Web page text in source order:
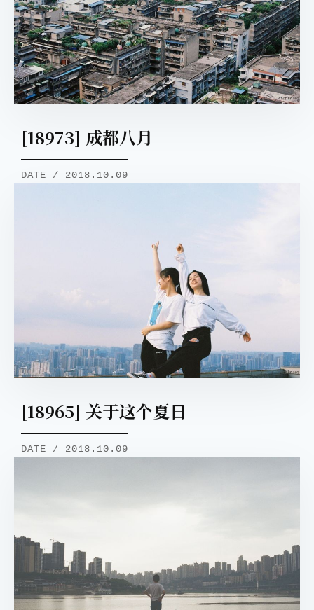
[18973] 成都八月
DATE / 2018.10.09
[18965] 关于这个夏日
DATE / 2018.10.09